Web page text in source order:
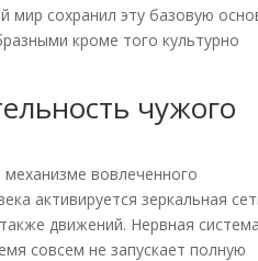
мир сохранил эту базовую
кроме того культурно
чужого
вовлеченного
активируется зеркальная
движений. Нервная система
совсем не запускает полную